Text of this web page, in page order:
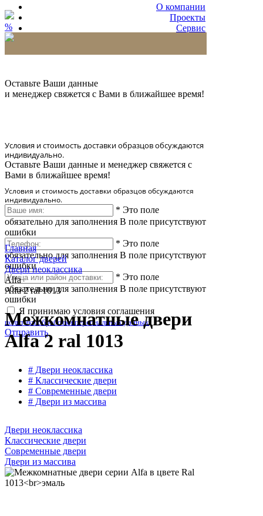
О компании
Проекты
Сервис
%
Оставьте Ваши данные
и менеджер свяжется с Вами в ближайшее время!
Условия и стоимость доставки образцов обсуждаются
индивидуально.
Оставьте Ваши данные и менеджер свяжется с
Вами в ближайшее время!
Условия и стоимость доставки образцов обсуждаются
индивидуально.
* Это поле
обязательно для заполнения В поле присутствуют
ошибки
* Это поле
обязательно для заполнения В поле присутствуют
ошибки
* Это поле
обязательно для заполнения В поле присутствуют
ошибки
Я принимаю условия соглашения
политики обработки персональных данных
Отправить
Главная
Каталог дверей
Двери неоклассика
Alfa
Alfa 2 ral 1013
Межкомнатные двери
Alfa 2 ral 1013
# Двери неоклассика
# Классические двери
# Современные двери
# Двери из массива
Двери неоклассика
Классические двери
Современные двери
Двери из массива